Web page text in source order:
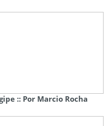
:: Por Marcio Rocha